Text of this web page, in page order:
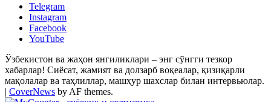
Telegram
Instagram
Facebook
YouTube
Ўзбекистон ва жаҳон янгиликлари – энг сўнгги тезкор
хабарлар! Сиёсат, жамият ва долзарб воқеалар, қизиқарли
мақолалар ва таҳлиллар, машҳур шахслар билан интервьюлар.
| CoverNews by AF themes.